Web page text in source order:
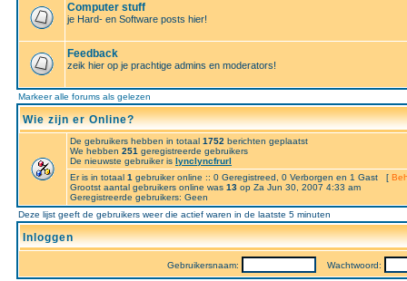
Computer stuff
je Hard- en Software posts hier!
Feedback
zeik hier op je prachtige admins en moderators!
Markeer alle forums als gelezen
Wie zijn er Online?
De gebruikers hebben in totaal 1752 berichten geplaatst
We hebben 251 geregistreerde gebruikers
De nieuwste gebruiker is lynclyncfrurl
Er is in totaal 1 gebruiker online :: 0 Geregistreed, 0 Verborgen en 1 Gast [
Grootst aantal gebruikers online was 13 op Za Jun 30, 2007 4:33 am
Geregistreerde gebruikers: Geen
Deze lijst geeft de gebruikers weer die actief waren in de laatste 5 minuten
Inloggen
Gebruikersnaam: Wachtwoord: